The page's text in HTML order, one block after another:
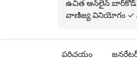
ఉచిత ఆన్‌లైన్ బార్‌కోడ్
వాణిజ్య వినియోగం ✓
పరిచయం